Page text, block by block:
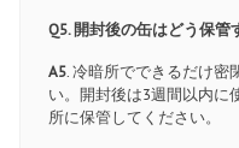
Q5. 開封後の缶はどう保管
A5. 冷暗所でできるだけ密
い。開封後は3週間以内に
所に保管してください。